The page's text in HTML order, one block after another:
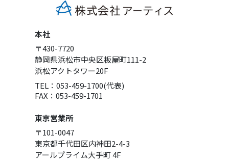
本社
〒430-7720
静岡県浜松市中央区板屋町111-2
浜松アクトタワー20F
TEL：053-459-1700(代表)
FAX：053-459-1701
東京営業所
〒101-0047
東京都千代田区内神田2-4-3
アールプライム大手町 4F